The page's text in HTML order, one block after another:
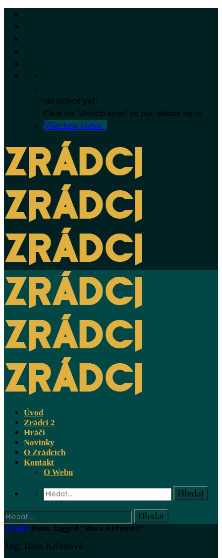
No videos yet!
Click on "Watch later" to put videos here
Všechna videa
Úvod
Zrádci 2
Hráči
Novinky
O Zrádcích
Kontakt
O Webu
Zrádci Posts Tagged "Bára Krčmová"
Tag: Bára Krčmová